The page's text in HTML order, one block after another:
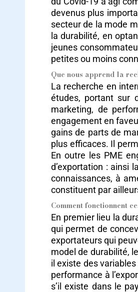
devenus plus
secteur de la mode
la durabilité, en
jeunes
petites ou moins
Que nous apprend la
La recherche en
études, portant sur
marketing, de
engagement en
gains de parts de
plus efficaces. Il
En outre les PME
d’exportation : ainsi
connaissances, à
constituent par
Comment fonctionnent
En premier lieu la
qui permet de
exportateurs qui
model de durabilité,
il existe des
performance à
s’il existe dans le